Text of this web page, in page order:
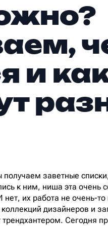
и
заветные
к ним, ниша эта очень
их работа не очень-
дизайнеров и
трендхантером. Сегодня